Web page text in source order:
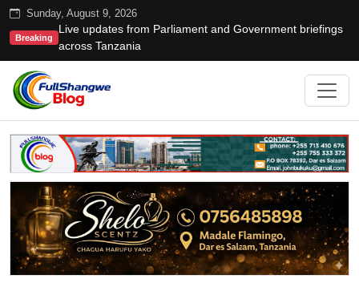
Sunday, August 9, 2026
Breaking
Live updates from Parliament and Government briefings
across Tanzania